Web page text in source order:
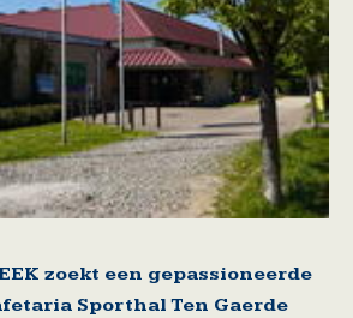
zoekt een gepassioneerde
Sporthal Ten Gaerde